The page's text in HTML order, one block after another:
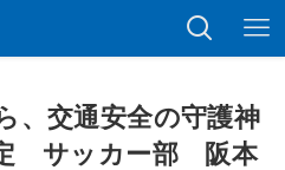
、交通安全の守護神
サッカー部 阪本